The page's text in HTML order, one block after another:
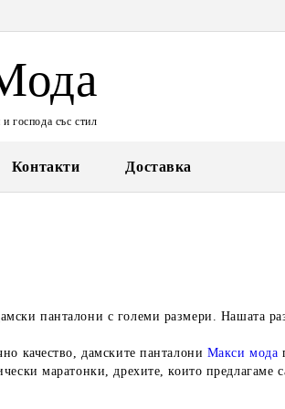
господа със стил
Контакти Доставка
панталони с големи размери . Нашата
качество, дамските панталони Макси мода
маратонки, дрехите, които предлагаме